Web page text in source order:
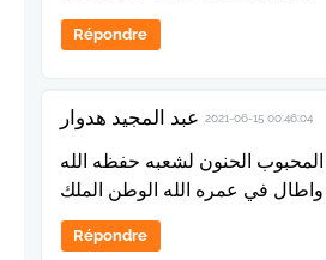
Répondre
عبد المجيد هدوار 2021-06-15 00:46:04
الحنون لشعبه حفظه الله
واطال في عمره الله الوطن الملك
Répondre